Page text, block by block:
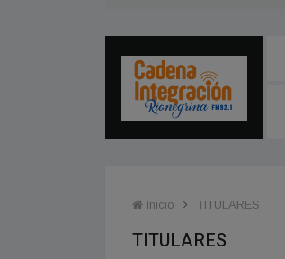
Inicio TITULARES
TITULARES